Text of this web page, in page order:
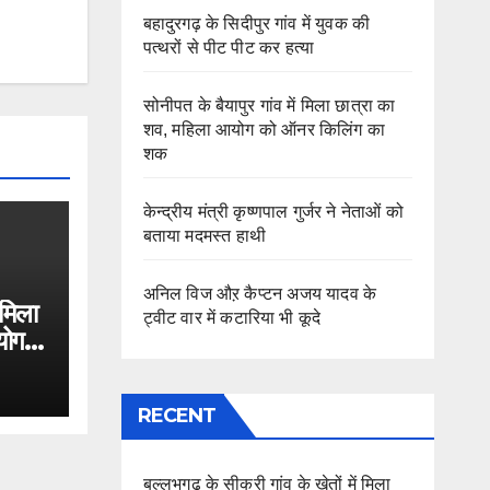
बहादुरगढ़ के सिदीपुर गांव में युवक की
पत्थरों से पीट पीट कर हत्या
सोनीपत के बैयापुर गांव में मिला छात्रा का
शव, महिला आयोग को ऑनर किलिंग का
शक
केन्द्रीय मंत्री कृष्णपाल गुर्जर ने नेताओं को
बताया मदमस्त हाथी
अनिल विज औऱ कैप्टन अजय यादव के
ट्वीट वार में कटारिया भी कूदे
RECENT
बल्लभगढ़ के सीकरी गांव के खेतों में मिला